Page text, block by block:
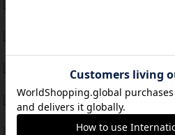
Bitter End ブタペスト救出作戦
紹介文なし 1件の投稿
ラピード
紹介文なし 1件の投稿
ザ・フラッフィー・ライト